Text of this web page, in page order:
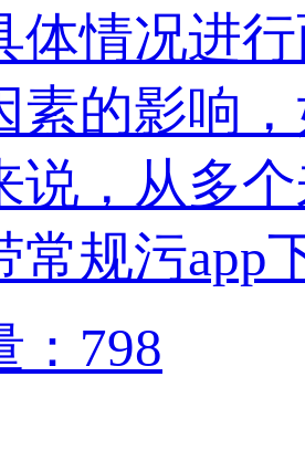
情况进行
的影响
，从
常规污app
：798